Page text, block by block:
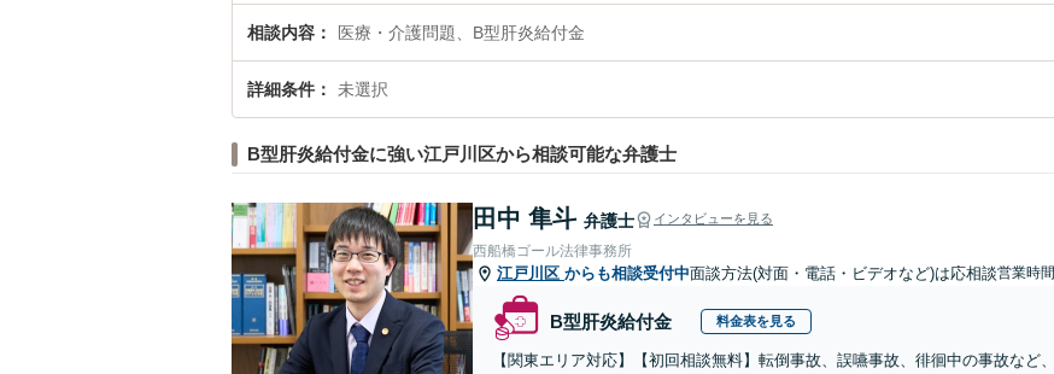
相談内容 医療・介護問題、B型肝炎給付金
詳細条件 未選択
B型肝炎給付金に強い江戸川区から相談可能な弁護士
田中 隼斗 弁護士 インタビューを見る
西船橋ゴール法律事務所
江戸川区 からも相談受付中面談方法(対面・電話・ビデオなど)は応相談営業時
B型肝炎給付金 料金表を見る
【関東エリア対応】【初回相談無料】転倒事故、誤嚥事故、徘徊中の事故など